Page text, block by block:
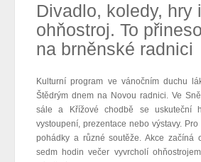
Divadlo, koledy, hry i
ohňostroj. To
na brněnské radnici
Kulturní program ve vánočním duchu
Štědrým dnem na Novou radnici. Ve
sále a Křížové chodbě se uskuteční
vystoupení, prezentace nebo výstavy.
pohádky a různé soutěže. Akce začíná
sedm hodin večer vyvrcholí